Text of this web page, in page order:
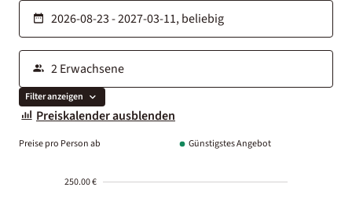
Filter anzeigen
Preiskalender ausblenden
Preise pro Person ab Günstigstes Angebot
250.00 €